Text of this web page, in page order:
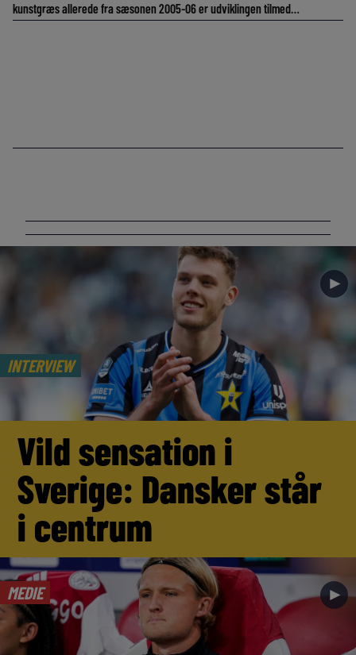
kunstgræs allerede fra sæsonen 2005-06 er udviklingen tilmed…
INTERVIEW
►
Vild sensation i
Sverige: Dansker står
i centrum
MEDIE ►